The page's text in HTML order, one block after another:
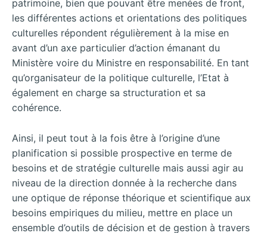
patrimoine, bien que pouvant être menées de front,
les différentes actions et orientations des politiques
culturelles répondent régulièrement à la mise en
avant d’un axe particulier d’action émanant du
Ministère voire du Ministre en responsabilité. En tant
qu’organisateur de la politique culturelle, l’Etat à
également en charge sa structuration et sa
cohérence.
Ainsi, il peut tout à la fois être à l’origine d’une
planification si possible prospective en terme de
besoins et de stratégie culturelle mais aussi agir au
niveau de la direction donnée à la recherche dans
une optique de réponse théorique et scientifique aux
besoins empiriques du milieu, mettre en place un
ensemble d’outils de décision et de gestion à travers